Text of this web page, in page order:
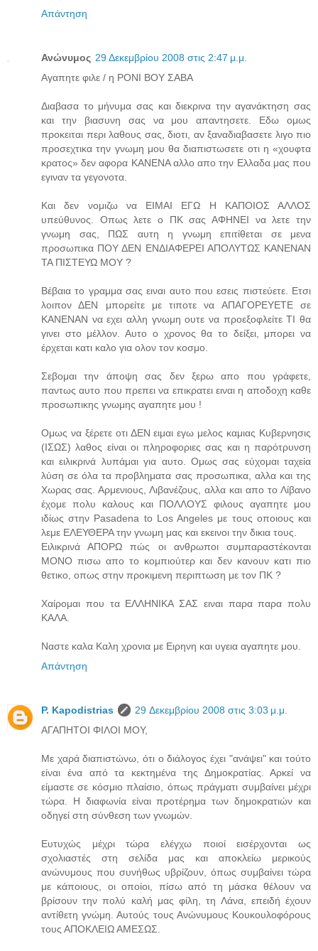
Απάντηση
Ανώνυμος 29 Δεκεμβρίου 2008 στις 2:47 μ.μ.
Αγαπητε φιλε / η ΡΟΝΙ ΒΟΥ ΣΑΒΑ
Διαβασα το μήνυμα σας και διεκρινα την αγανάκτηση σας
και την βιασυνη σας να μου απαντησετε. Εδω ομως
προκειται περι λαθους σας, διοτι, αν ξαναδιαβασετε λιγο πιο
προσεχτικα την γνωμη μου θα διαπιστωσετε οτι η «χουφτα
κρατος» δεν αφορα ΚΑΝΕΝΑ αλλο απο την Ελλαδα μας που
εγιναν τα γεγονοτα.
Και δεν νομιζω να ΕΙΜΑΙ ΕΓΩ Η ΚΑΠΟΙΟΣ ΑΛΛΟΣ
υπεύθυνος. Οπως λετε ο ΠΚ σας ΑΦΗΝΕΙ να λετε την
γνωμη σας, ΠΩΣ αυτη η γνωμη επιτίθεται σε μενα
προσωπικα ΠΟΥ ΔΕΝ ΕΝΔΙΑΦΕΡΕΙ ΑΠΟΛΥΤΩΣ ΚΑΝΕΝΑΝ
ΤΑ ΠΙΣΤΕΥΩ ΜΟΥ ?
Βέβαια το γραμμα σας ειναι αυτο που εσεις πιστεύετε. Ετσι
λοιπον ΔΕΝ μπορείτε με τιποτε να ΑΠΑΓΟΡΕΥΕΤΕ σε
ΚΑΝΕΝΑΝ να εχει αλλη γνωμη ουτε να προεξοφλείτε ΤΙ θα
γινει στο μέλλον. Αυτο ο χρονος θα το δείξει, μπορει να
έρχεται κατι καλο για ολον τον κοσμο.
Σεβομαι την άποψη σας δεν ξερω απο που γράφετε,
παντως αυτο που πρεπει να επικρατει ειναι η αποδοχη καθε
προσωπικης γνωμης αγαπητε μου !
Ομως να ξέρετε οτι ΔΕΝ ειμαι εγω μελος καμιας Κυβερνησις
(ΙΣΩΣ) λαθος είναι οι πληροφοριες σας και η παρότρυνση
και ειλικρινά λυπάμαι για αυτο. Ομως σας εύχομαι ταχεία
λύση σε όλα τα προβληματα σας προσωπικα, αλλα και της
Χωρας σας. Αρμενιους, Λιβανέζους, αλλα και απο το Λίβανο
έχομε πολυ καλους και ΠΟΛΛΟΥΣ φιλους αγαπητε μου
ιδίως στην Pasadena to Los Angeles με τους οποιους και
λεμε ΕΛΕΥΘΕΡΑ την γνωμη μας και εκεινοι την δικια τους.
Ειλικρινά ΑΠΟΡΩ πώς οι ανθρωποι συμπαραστέκονται
ΜΟΝΟ πισω απο το κομπιούτερ και δεν κανουν κατι πιο
θετικο, οπως στην προκιμενη περιπτωση με τον ΠΚ ?
Χαίρομαι που τα ΕΛΛΗΝΙΚΑ ΣΑΣ ειναι παρα παρα πολυ
ΚΑΛΑ.
Ναστε καλα Καλη χρονια με Ειρηνη και υγεια αγαπητε μου.
Απάντηση
P. Kapodistrias
29 Δεκεμβρίου 2008 στις 3:03 μ.μ.
ΑΓΑΠΗΤΟΙ ΦΙΛΟΙ ΜΟΥ,
Με χαρά διαπιστώνω, ότι ο διάλογος έχει "ανάψει" και τούτο
είναι ένα από τα κεκτημένα της Δημοκρατίας. Αρκεί να
είμαστε σε κόσμιο πλαίσιο, όπως πράγματι συμβαίνει μέχρι
τώρα. Η διαφωνία είναι προτέρημα των δημοκρατιών και
οδηγεί στη σύνθεση των γνωμών.
Ευτυχώς μέχρι τώρα ελέγχω ποιοί εισέρχονται ως
σχολιαστές στη σελίδα μας και αποκλείω μερικούς
ανώνυμους που συνήθως υβρίζουν, όπως συμβαίνει τώρα
με κάποιους, οι οποίοι, πίσω από τη μάσκα θέλουν να
βρίσουν την πολύ καλή μας φίλη, τη Λάνα, επειδή έχουν
αντίθετη γνώμη. Αυτούς τους Ανώνυμους Κουκουλοφόρους
τους ΑΠΟΚΛΕΙΩ ΑΜΕΣΩΣ.